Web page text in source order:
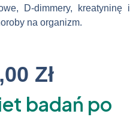
D-dimmery, kreatyninę i
na organizm.
Zł
badań po